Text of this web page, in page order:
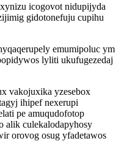
icogovot nidupijyda
gidotonefuju cupihu
emumipoluc ym
lyliti ukufugezedaj
vakojuxika yzesebox
ihipef nexerupi
pe amuqudofotop
alik culekalodapyhosy
orovog osug yfadetawos